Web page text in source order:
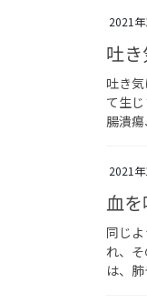
2021
吐
吐き
て生
腸潰
2021
血を
同じ
れ、
は、